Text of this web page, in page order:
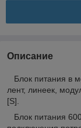
Описание
Блок питания в
лент, линеек,
[S].
Блок питания